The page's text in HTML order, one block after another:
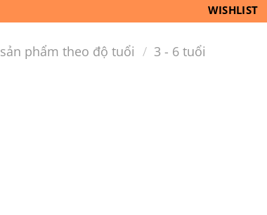
WISHLIST
phẩm theo độ tuổi / 3 - 6 tuổi